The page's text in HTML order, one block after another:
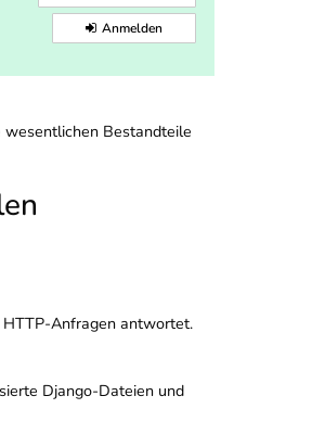
Anmelden
wesentlichen Bestandteile
HTTP-Anfragen antwortet.
Django-Dateien und